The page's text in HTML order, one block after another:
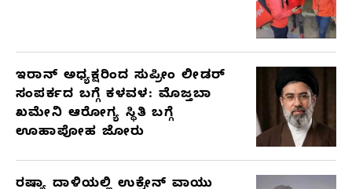
ಇರಾನ್ ಅಧ್ಯಕ್ಷರಿಂದ ಸುಪ್ರೀಂ ಲೀಡರ್
ಸಂಪರ್ಕದ ಬಗ್ಗೆ ಕಳವಳ: ಮೊಜ್ತಬಾ
ಖಮೇನಿ ಆರೋಗ್ಯ ಸ್ಥಿತಿ ಬಗ್ಗೆ
ಊಹಾಪೋಹ ಜೋರು
ರಷ್ಯಾ ದಾಳಿಯಲ್ಲಿ ಉಕ್ರೇನ್ ವಾಯು